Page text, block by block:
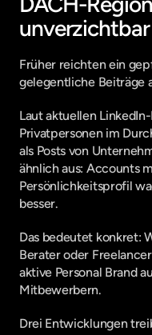
Früher reichten ein
gelegentliche Beiträge
Laut aktuellen
Privatpersonen im
als Posts von
ähnlich aus: Accounts
Persönlichkeitsprofil
besser.
Das bedeutet konkret:
Berater oder
aktive Personal Brand
Mitbewerbern.
Drei Entwicklungen